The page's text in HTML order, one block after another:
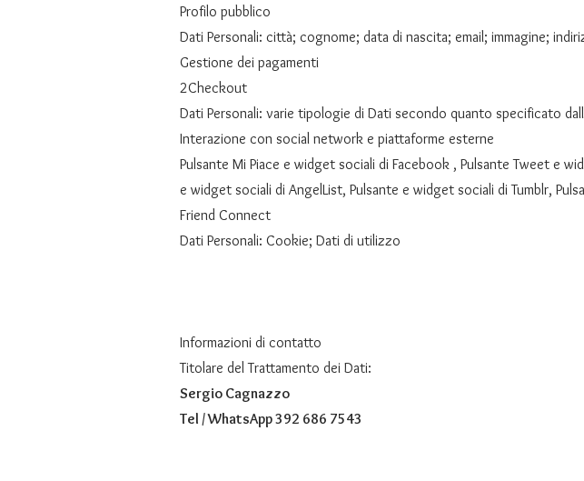
Profilo pubblico
Dati Personali: città; cognome; data di nascita; email; immagine;
Gestione dei pagamenti
2Checkout
Dati Personali: varie tipologie di Dati secondo quanto specificato
Interazione con social network e piattaforme esterne
Pulsante Mi Piace e widget sociali di Facebook , Pulsante Tweet e
e widget sociali di AngelList, Pulsante e widget sociali di Tumblr,
Friend Connect
Dati Personali: Cookie; Dati di utilizzo
Informazioni di contatto
Titolare del Trattamento dei Dati:
Sergio Cagnazzo
Tel / WhatsApp 392 686 7543